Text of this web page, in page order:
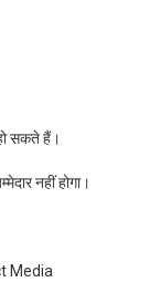
सकते हैं।
नहीं होगा।
Media